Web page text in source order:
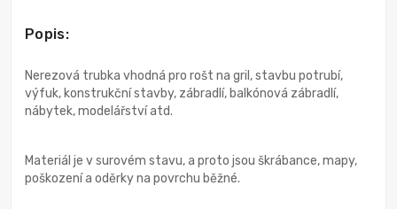
Popis:
Nerezová trubka vhodná pro rošt na gril, stavbu potrubí,
výfuk, konstrukční stavby, zábradlí, balkónová zábradlí,
nábytek, modelářství atd.
Materiál je v surovém stavu, a proto jsou škrábance, mapy,
poškození a oděrky na povrchu běžné.